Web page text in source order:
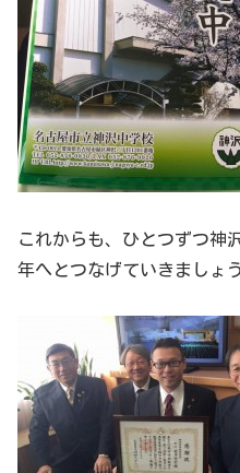
これからも、ひとつずつ神
年へとつなげていきまし